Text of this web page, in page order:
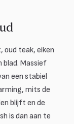
oud teak, eiken
Massief
een stabiel
mits de
blijft en de
is dan aan te